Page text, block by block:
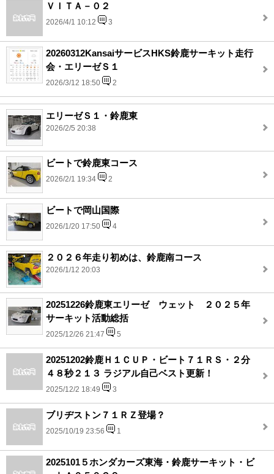
ＶＩＴＡ－０２
2026/4/1 10:12 3
20260312KansaiサービスHKS鈴鹿サーキット走行
会・エリーゼＳ１
2026/3/12 18:50 2
エリーゼＳ１・鈴鹿東
2026/2/5 20:38
ビートで鈴鹿東コース
2026/2/1 19:34 2
ビートで岡山国際
2026/1/20 17:50 4
２０２６年走り初めは、鈴鹿南コース
2026/1/12 20:03
20251226鈴鹿東エリーゼ ウェット ２０２５年
サーキット活動総括
2025/12/26 21:47 5
20251202鈴鹿Ｈ１ＣＵＰ・ビート７１ＲＳ・２分
４８秒２１３ ラジアル自己ベスト更新！
2025/12/2 18:49 3
ブリヂストン７１ＲＺ登場？
2025/10/19 23:56 1
2025101５ホンダカーズ東海・鈴鹿サーキット・ビ